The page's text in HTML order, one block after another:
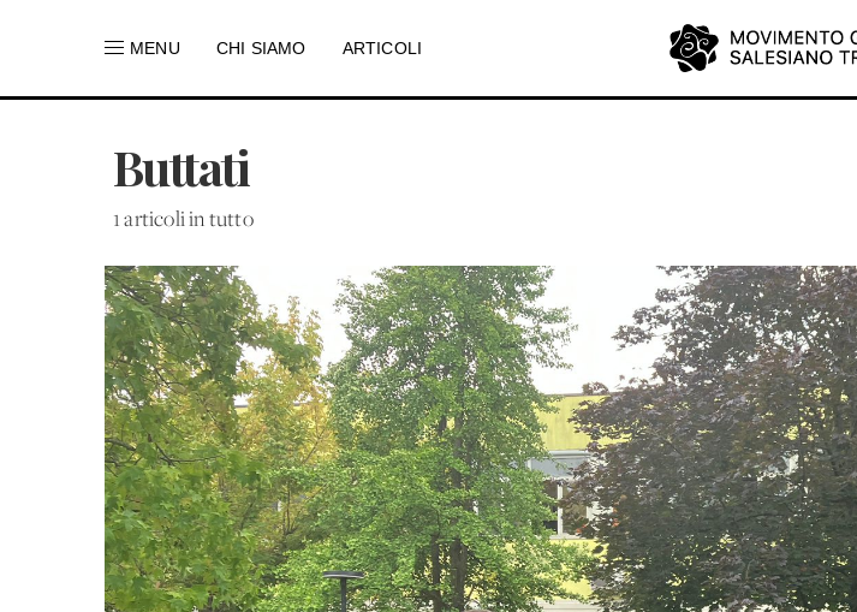
MENU CHI SIAMO ARTICOLI
Buttati
1 articoli in tutto